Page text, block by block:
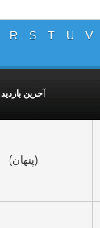
R S T U V
آخرین بازدید
(پنهان)